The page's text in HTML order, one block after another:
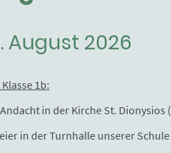
August 2026
1b:
in der Kirche St. Dionysios
in der Turnhalle unserer Schule